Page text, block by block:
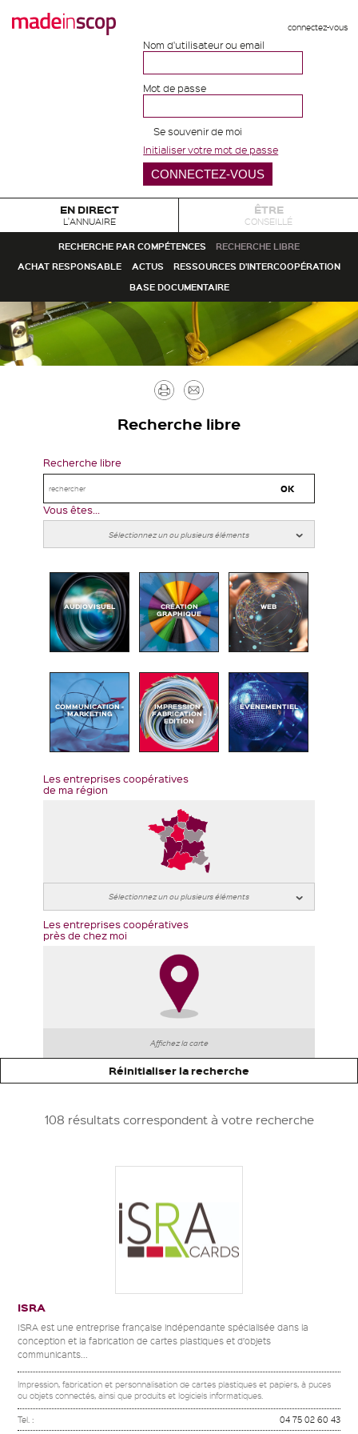
connectez-vous
Nom d'utilisateur ou email
Mot de passe
Se souvenir de moi
Initialiser votre mot de passe
EN DIRECT
L'ANNUAIRE
ÊTRE
CONSEILLÉ
RECHERCHE PAR COMPÉTENCES
RECHERCHE LIBRE
ACHAT RESPONSABLE
ACTUS
RESSOURCES D'INTERCOOPÉRATION
BASE DOCUMENTAIRE
Imprimer
Recherche libre
Recherche libre
Vous êtes...
AUDIOVISUEL CRÉATION
GRAPHIQUE
WEB
COMMUNICATION -
MARKETING
IMPRESSION -
FABRICATION -
EDITION
ÉVÉNEMENTIEL
Les entreprises coopératives
de ma région
Les entreprises coopératives
près de chez moi
Affichez la carte
Réinitialiser la recherche
108 résultats correspondent à votre recherche
ISRA
ISRA est une entreprise française indépendante spécialisée dans la
conception et la fabrication de cartes plastiques et d’objets
communicants...
Impression, fabrication et personnalisation de cartes plastiques et papiers, à puces
ou objets connectés, ainsi que produits et logiciels informatiques.
Tel. : 04 75 02 60 43